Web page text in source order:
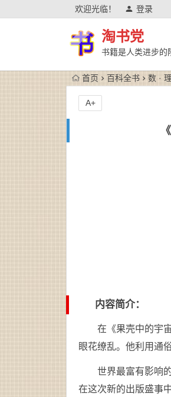
欢迎光临！ 登录
淘书党
书籍是人类进步的
首页 百科全书 数 ·
内容简介：
在《果壳中的宇
眼花缭乱。他利用通
世界最富有影响
在这次新的出版盛事
A+